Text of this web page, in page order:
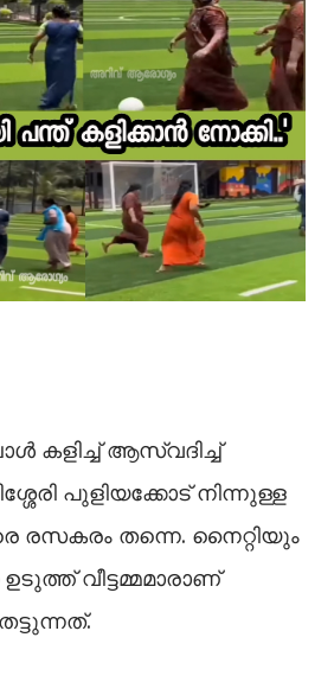
കളിച്ച് ആസ്വദിച്ച്
പുളിയക്കോട് നിന്നുള്ള
രസകരം തന്നെ. നൈറ്റിയും
വീട്ടമ്മമാരാണ്